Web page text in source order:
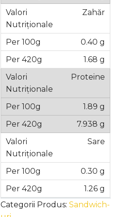
Zahăr
0.40 g
1.68 g
Proteine
1.89 g
7.938 g
Sare
0.30 g
1.26 g
Categorii Produs:Sandwich-